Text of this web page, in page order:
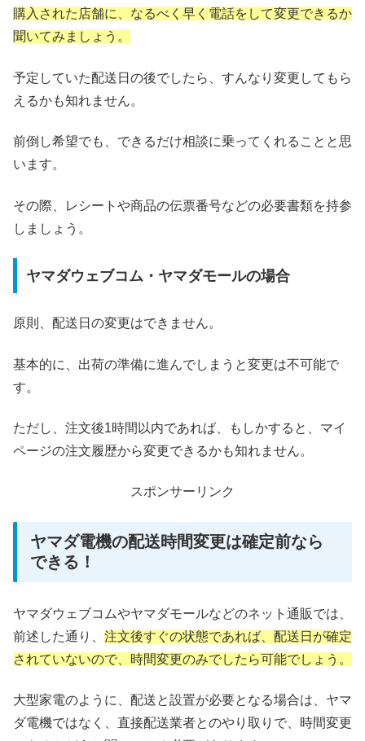
購入された店舗に、なるべく早く電話をして変更できるか
聞いてみましょう。
予定していた配送日の後でしたら、すんなり変更してもら
えるかも知れません。
前倒し希望でも、できるだけ相談に乗ってくれることと思
います。
その際、レシートや商品の伝票番号などの必要書類を持参
しましょう。
ヤマダウェブコム・ヤマダモールの場合
原則、配送日の変更はできません。
基本的に、出荷の準備に進んでしまうと変更は不可能で
す。
ただし、注文後1時間以内であれば、もしかすると、マイ
ページの注文履歴から変更できるかも知れません。
スポンサーリンク
ヤマダ電機の配送時間変更は確定前なら
できる！
ヤマダウェブコムやヤマダモールなどのネット通販では、
前述した通り、 注文後すぐの状態であれば、配送日が確定
されていないので、時間変更のみでしたら可能でしょう。
大型家電のように、配送と設置が必要となる場合は、ヤマ
ダ電機ではなく、直接配送業者とのやり取りで、時間変更